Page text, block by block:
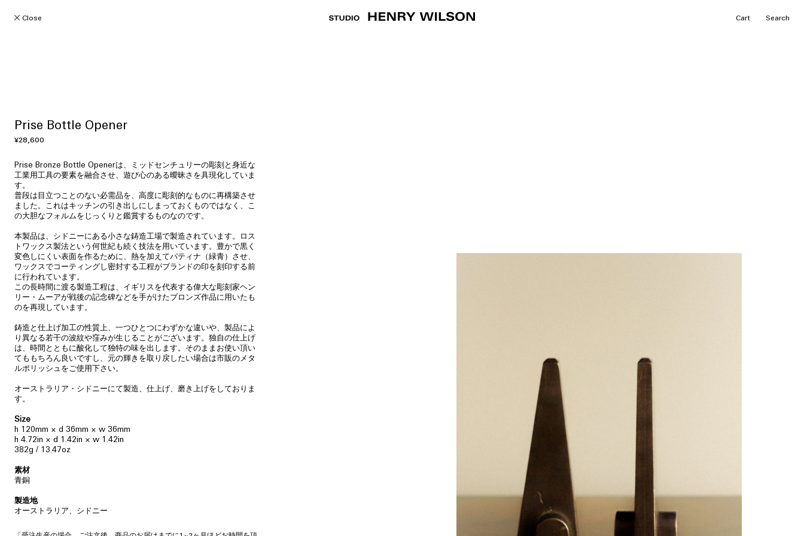
Close
カ
Search
Prise Bottle Opener
通
価
格
¥28,600
Prise Bronze Bottle Openerは、ミッドセンチュリーの彫刻と身近な
工業用工具の要素を融合させ、遊び心のある曖昧さを具現化していま
す。
普段は目立つことのない必需品を、高度に彫刻的なものに再構築させ
ました。これはキッチンの引き出しにしまっておくものではなく、こ
の大胆なフォルムをじっくりと鑑賞するものなのです。
本製品は、シドニーにある小さな鋳造工場で製造されています。ロス
トワックス製法という何世紀も続く技法を用いています。豊かで黒く
変色しにくい表面を作るために、熱を加えてパティナ（緑青）させ、
ワックスでコーティングし密封する工程がブランドの印を刻印する前
に行われています。
この長時間に渡る製造工程は、イギリスを代表する偉大な彫刻家ヘン
リー・ムーアが戦後の記念碑などを手がけたブロンズ作品に用いたも
のを再現しています。
鋳造と仕上げ加工の性質上、一つひとつにわずかな違いや、製品によ
り異なる若干の波紋や窪みが生じることがございます。独自の仕上げ
は、時間とともに酸化して独特の味を出します。そのままお使い頂い
てももちろん良いですし、元の輝きを取り戻したい場合は市販のメタ
ルポリッシュをご使用下さい。
オーストラリア・シドニーにて製造、仕上げ、磨き上げをしておりま
す。
Size
h 120mm × d 36mm × w 36mm
h 4.72in × d 1.42in × w 1.42in
382g / 13.47oz
素材
青銅
製造地
オーストラリア、シドニー